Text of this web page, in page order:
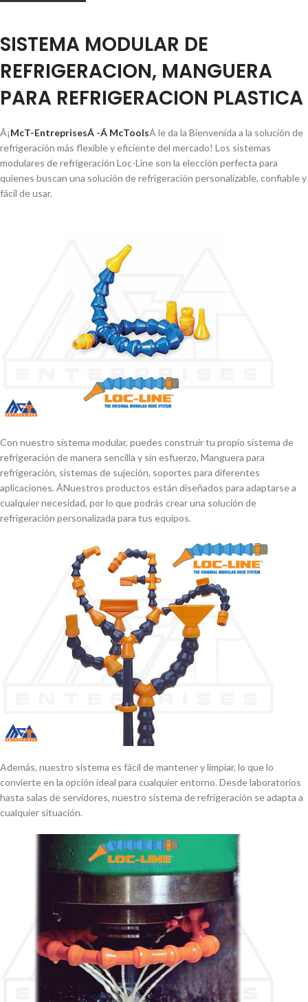
SISTEMA MODULAR DE
REFRIGERACION, MANGUERA
PARA REFRIGERACION PLASTICA
Â¡McT-EntreprisesÁ -Á McToolsÁ le da la Bienvenida a la solución de
refrigeración más flexible y eficiente del mercado! Los sistemas
modulares de refrigeración Loc-Line son la elección perfecta para
quienes buscan una solución de refrigeración personalizable, confiable y
fácil de usar.
Con nuestro sistema modular, puedes construir tu propio sistema de
refrigeración de manera sencilla y sin esfuerzo, Manguera para
refrigeración, sistemas de sujeción, soportes para diferentes
aplicaciones. ÁNuestros productos están diseñados para adaptarse a
cualquier necesidad, por lo que podrás crear una solución de
refrigeración personalizada para tus equipos.
Además, nuestro sistema es fácil de mantener y limpiar, lo que lo
convierte en la opción ideal para cualquier entorno. Desde laboratorios
hasta salas de servidores, nuestro sistema de refrigeración se adapta a
cualquier situación.